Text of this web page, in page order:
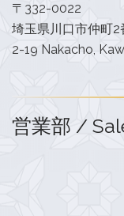
〒332-0022
埼玉県川口市仲町2
2-19 Nakacho,
営業部 /